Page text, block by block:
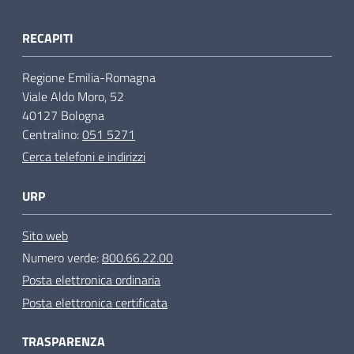
RECAPITI
Regione Emilia-Romagna
Viale Aldo Moro, 52
40127 Bologna
Centralino:051 5271
Cerca telefoni e indirizzi
URP
Sito web
Numero verde:800.66.22.00
Posta elettronica ordinaria
Posta elettronica certificata
TRASPARENZA